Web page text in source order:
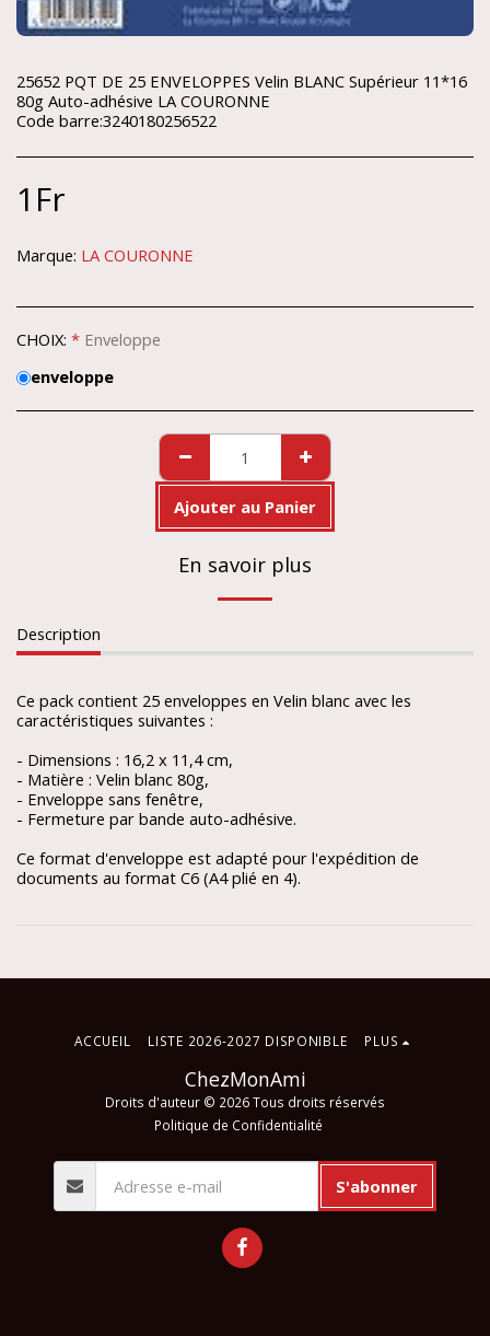
25652 PQT DE 25 ENVELOPPES Velin BLANC Supérieur 11*16
80g Auto-adhésive LA COURONNE
Code barre:3240180256522
1 Fr
Marque: LA COURONNE
CHOIX: * Enveloppe
enveloppe
Ajouter au Panier
En savoir plus
Description
Ce pack contient 25 enveloppes en Velin blanc avec les
caractéristiques suivantes :
- Dimensions : 16,2 x 11,4 cm,
- Matière : Velin blanc 80g,
- Enveloppe sans fenêtre,
- Fermeture par bande auto-adhésive.
Ce format d'enveloppe est adapté pour l'expédition de
documents au format C6 (A4 plié en 4).
ChezMonAmi
Droits d'auteur © 2026 Tous droits réservés
Politique de Confidentialité
ACCUEIL LISTE 2026-2027 DISPONIBLE PLUS
S'abonner